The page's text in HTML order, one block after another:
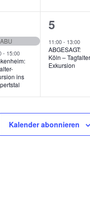
- 15:00
ins
1
5
11:00- 13:00
ABGESAGT:
Köln –
Exkursion
Kalender abonnieren